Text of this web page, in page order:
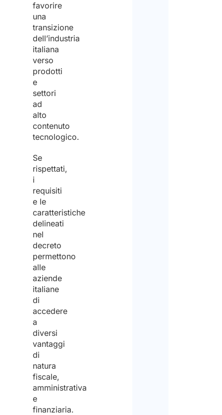
favorire
una
transizione
dell’industria
italiana
verso
prodotti
e
settori
ad
alto
contenuto
tecnologico.
Se
rispettati,
i
requisiti
e le
caratteristiche
delineati
nel
decreto
permettono
alle
aziende
italiane
di
accedere
a
diversi
vantaggi
di
natura
fiscale,
amministrativa
e
finanziaria.